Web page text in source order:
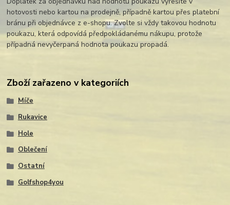
hotovosti nebo kartou na prodejně, případně kartou přes platební
bránu při objednávce z e-shopu. Zvolte si vždy takovou hodnotu
poukazu, která odpovídá předpokládanému nákupu, protože
případná nevyčerpaná hodnota poukazu propadá.
Zboží zařazeno v kategoriích
Míče
Rukavice
Hole
Oblečení
Ostatní
Golfshop4you